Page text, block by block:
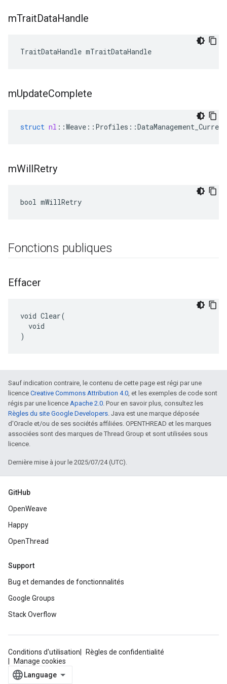
mTraitDataHandle
TraitDataHandle mTraitDataHandle
mUpdateComplete
struct nl ::Weave :: Profiles ::DataManagement_Current
mWillRetry
bool mWillRetry
Fonctions publiques
Effacer
void Clear(
  void
)
Sauf indication contraire, le contenu de cette page est régi par une
licence Creative Commons Attribution 4.0, et les exemples de code sont
régis par une licence Apache 2.0. Pour en savoir plus, consultez les
Règles du site Google Developers. Java est une marque déposée
d'Oracle et/ou de ses sociétés affiliées. OPENTHREAD et les marques
associées sont des marques de Thread Group et sont utilisées sous
licence.
Dernière mise à jour le 2025/07/24 (UTC).
GitHub
OpenWeave
Happy
OpenThread
Support
Bug et demandes de fonctionnalités
Google Groups
Stack Overflow
Conditions d'utilisation
Règles de confidentialité
Manage cookies